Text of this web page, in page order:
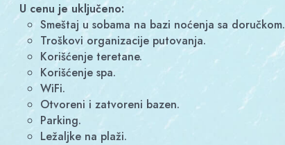
U cenu je uključeno:
Smeštaj u sobama na bazi noćenja sa doručkom.
Troškovi organizacije putovanja.
Korišćenje teretane.
Korišćenje spa.
WiFi.
Otvoreni i zatvoreni bazen.
Parking.
Ležaljke na plaži.